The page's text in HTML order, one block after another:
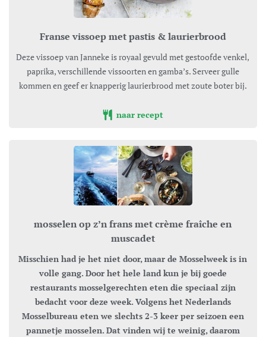
Franse vissoep met pastis & laurierbrood
Deze vissoep van Janneke is royaal gevuld met gestoofde venkel,
paprika, verschillende vissoorten en gamba’s. Serveer gulle
kommen en geef er knapperig laurierbrood met zoute boter bij.
naar recept
mosselen op z’n frans met crème fraîche en
muscadet
Misschien had je het niet door, maar de Mosselweek is in
volle gang. Door het hele land kun je bij goede
restaurants mosselgerechten eten die speciaal zijn
bedacht voor deze week. Volgens het Nederlands
Mosselbureau eten we slechts 2-3 keer per seizoen een
pannetje mosselen. Dat vinden wij te weinig, daarom